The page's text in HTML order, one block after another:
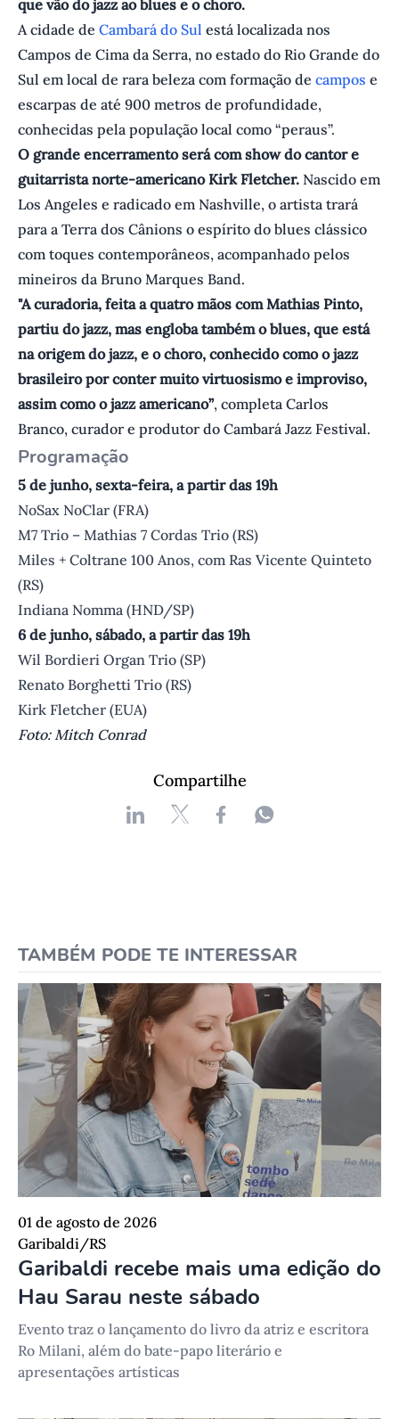
que vão do jazz ao blues e o choro.
A cidade de Cambará do Sul está localizada nos
Campos de Cima da Serra, no estado do Rio Grande do
Sul em local de rara beleza com formação de campos e
escarpas de até 900 metros de profundidade,
conhecidas pela população local como “peraus”.
O grande encerramento será com show do cantor e
guitarrista norte-americano Kirk Fletcher. Nascido em
Los Angeles e radicado em Nashville, o artista trará
para a Terra dos Cânions o espírito do blues clássico
com toques contemporâneos, acompanhado pelos
mineiros da Bruno Marques Band.
"A curadoria, feita a quatro mãos com Mathias Pinto,
partiu do jazz, mas engloba também o blues, que está
na origem do jazz, e o choro, conhecido como o jazz
brasileiro por conter muito virtuosismo e improviso,
assim como o jazz americano”, completa Carlos
Branco, curador e produtor do Cambará Jazz Festival.
Programação
5 de junho, sexta-feira, a partir das 19h
NoSax NoClar (FRA)
M7 Trio – Mathias 7 Cordas Trio (RS)
Miles + Coltrane 100 Anos, com Ras Vicente Quinteto
(RS)
Indiana Nomma (HND/SP)
6 de junho, sábado, a partir das 19h
Wil Bordieri Organ Trio (SP)
Renato Borghetti Trio (RS)
Kirk Fletcher (EUA)
F oto: Mitch Conrad
Compartilhe
TAMBÉM PODE TE INTERESSAR
01 de agosto de 2026
Garibaldi/RS
Garibaldi recebe mais uma edição do
Hau Sarau neste sábado
Evento traz o lançamento do livro da atriz e escritora
Ro Milani, além do bate-papo literário e
apresentações artísticas